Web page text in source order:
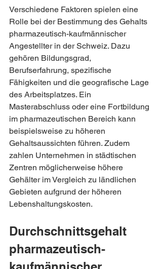
Verschiedene Faktoren spielen eine
Rolle bei der Bestimmung des Gehalts
pharmazeutisch-kaufmännischer
Angestellter in der Schweiz. Dazu
gehören Bildungsgrad,
Berufserfahrung, spezifische
Fähigkeiten und die geografische Lage
des Arbeitsplatzes. Ein
Masterabschluss oder eine Fortbildung
im pharmazeutischen Bereich kann
beispielsweise zu höheren
Gehaltsaussichten führen. Zudem
zahlen Unternehmen in städtischen
Zentren möglicherweise höhere
Gehälter im Vergleich zu ländlichen
Gebieten aufgrund der höheren
Lebenshaltungskosten.
Durchschnittsgehalt
pharmazeutisch-